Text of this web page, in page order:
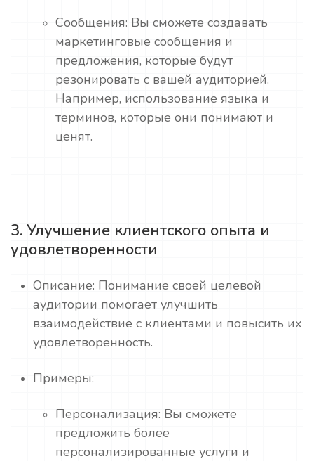
Сообщения: Вы сможете создавать
маркетинговые сообщения и
предложения, которые будут
резонировать с вашей аудиторией.
Например, использование языка и
терминов, которые они понимают и
ценят.
3. Улучшение клиентского опыта и
удовлетворенности
Описание: Понимание своей целевой
аудитории помогает улучшить
взаимодействие с клиентами и повысить их
удовлетворенность.
Примеры:
Персонализация: Вы сможете
предложить более
персонализированные услуги и